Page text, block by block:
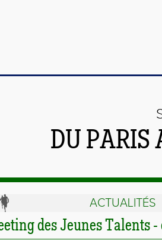
DU PARIS
ACTUALITÉS
des Jeunes Talents -